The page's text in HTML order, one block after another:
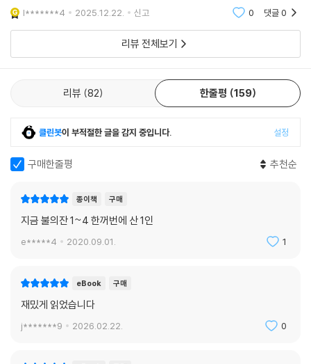
마법사 세계의 최대 게임인 퀴디치 월드컵 중 볼드모트의 상징인 어둠의
는 가운데 호그와트에서는 유럽의 유명한 세 마법학교에서 각 한 명씩의
대표를 선발하여 겨루는 트리위저드 대회가 개최된다. 17세 이하는 출전
리가 뽑혔는데도, 전례 없이 네 번째 대표로 아직 나이 어린 해리가 또 뽑혀
구설수에 오른다. 누가 불의 잔을 조작해 해리가 뽑히게 된 것인지조차 모
르는 상황에서 시합은 속행되고, 마지막 시합 날 함께 우승컵을 잡은 케드
릭과 해리는 볼드모트가 있는 곳으로 소환된다. 케드릭은 볼드모트에게 살
해당하지만, 해리는 부모 영혼의 도움으로 그 자리를 간신히 탈출하여 다
시 호그와트로 돌아온다.
5탄 『해리포터와 불사조 기사단』
사사건건 해리를 괴롭히는 사촌 두들리와 다투다 디멘터의 습격을 받은 해
리는 우여곡절 끝에 친구 론과 헤르미온느가 있는 불사조 기사단의 비밀
의 심복인 돌로레스 제인 엄브릿지가 호그와트에 부임하여 어둠의 마법 방
어술을 전혀 익히지 못하게 하자, 해리는 론, 헤르미온느와 더불어 ‘덤블도
어의 군대’라는 모임을 조직, 몰래 마법을 익힌다. 이 일로 해리가 퇴학당할
l*******4 2025.12.22. 신고 0 댓글0
리뷰 전체보기
리뷰 82 한줄평 159
클린봇이 부적절한 글을 감지 중입니다. 설정
구매한줄평 추천순
종이책 구매
지금 불의잔 1~4 한꺼번에 산 1인
e*****4 2020.09.01. 1
eBook 구매
재밌게 읽었습니다
j*******9 2026.02.22. 0